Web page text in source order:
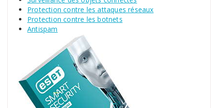
Protection contre les attaques réseaux
Protection contre les botnets
Antispam